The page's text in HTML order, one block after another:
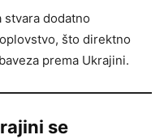
dodatno
što direktno
prema Ukrajini.
se